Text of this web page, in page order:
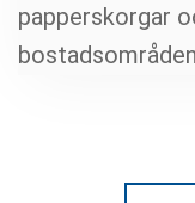
papperskorgar